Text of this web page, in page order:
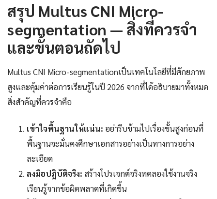
สรุป Multus CNI Micro-
segmentation — สิ่งที่ควรจำ
และขั้นตอนถัดไป
Multus CNI Micro-segmentationเป็นเทคโนโลยีที่มีศักยภาพ
สูงและคุ้มค่าต่อการเรียนรู้ในปี 2026 จากที่ได้อธิบายมาทั้งหมด
สิ่งสำคัญที่ควรจำคือ
เข้าใจพื้นฐานให้แน่น: อย่ารีบข้ามไปเรื่องขั้นสูงก่อนที่
พื้นฐานจะมั่นคงศึกษาเอกสารอย่างเป็นทางการอย่าง
ละเอียด
ลงมือปฏิบัติจริง: สร้างโปรเจกต์จริงทดลองใช้งานจริง
เรียนรู้จากข้อผิดพลาดที่เกิดขึ้น